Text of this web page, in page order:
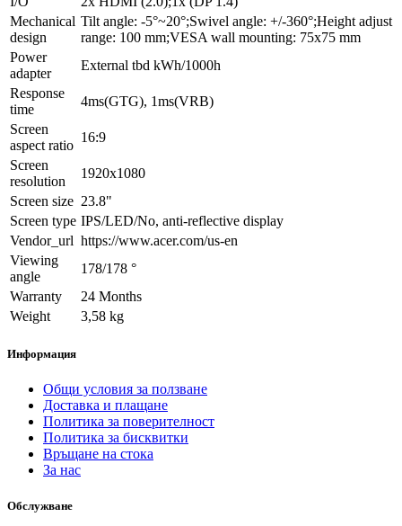
Mechanical
design
Tilt angle: -5°~20°;Swivel angle: +/-360°;Height adjust
range: 100 mm;VESA wall mounting: 75x75 mm
Power
adapter
External tbd kWh/1000h
Response
time
4ms(GTG), 1ms(VRB)
Screen
aspect ratio
16:9
Screen
resolution
1920x1080
Screen size 23.8"
Screen type IPS/LED/No, anti-reflective display
Vendor_url https://www.acer.com/us-en
Viewing
angle
178/178 °
Warranty
24 Months
Weight
3,58 kg
Информация
Общи условия за ползване
Доставка и плащане
Политика за поверителност
Политика за бисквитки
Връщане на стока
За нас
Обслужване